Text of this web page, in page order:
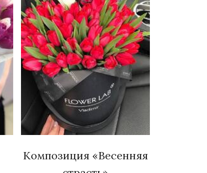
Композиция «Весенняя